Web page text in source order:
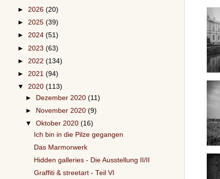
► 2026 (20)
► 2025 (39)
► 2024 (51)
► 2023 (63)
► 2022 (134)
► 2021 (94)
▼ 2020 (113)
► Dezember 2020(11)
►
November 2020(9)
▼Oktober 2020(16)
Ich bin in die Pilze gegangen
Das Marmorwerk
Hidden galleries - Die Ausstellung II/II
Graffiti & streetart - Teil VI